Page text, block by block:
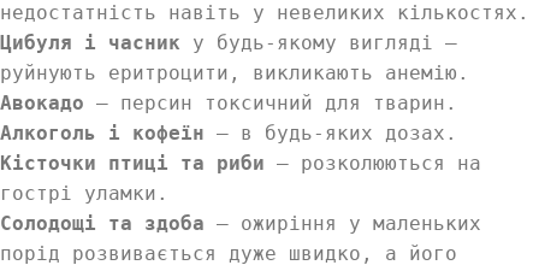
недостатність навіть у невеликих кількостях.
Цибуля і часник у будь-якому вигляді —
руйнують еритроцити, викликають анемію.
Авокадо — персин токсичний для тварин.
Алкоголь і кофеїн — в будь-яких дозах.
Кісточки птиці та риби — розколюються на
гострі уламки.
Солодощі та здоба — ожиріння у маленьких
порід розвивається дуже швидко, а його